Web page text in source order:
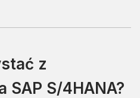
z
SAP S/4HANA?